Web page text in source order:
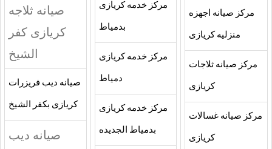
مركز صيانه اجهزه
منزليه كريازى
مركز صيانه ثلاجات
كريازى
مركز صيانه غسالات
كريازى
مركز خدمه كريازى
بدمياط
مركز خدمه كريازى
دمياط
مركز خدمه كريازى
بدمياط الجديده
صيانه ثلاجه
كريازى كفر
الشيخ
صيانه ديب فريزرات
كريازى بكفر الشيخ
صيانه ديب